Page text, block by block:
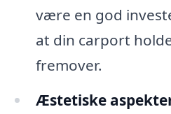
være en god
at din carport
fremover.
Æstetiske